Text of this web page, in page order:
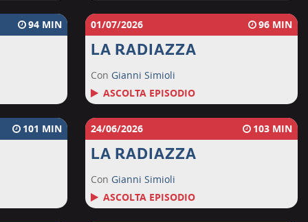
94 01/07/2026 96
LA RADIAZZA
Con Gianni Simioli
ASCOLTA EPISODIO
101 24/06/2026 103
LA RADIAZZA
Con Gianni Simioli
ASCOLTA EPISODIO